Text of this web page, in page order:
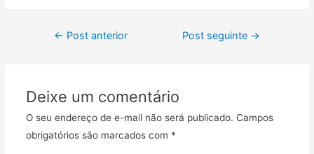
← Post anterior Post seguinte →
Deixe um comentário
O seu endereço de e-mail não será publicado. Campos
obrigatórios são marcados com *